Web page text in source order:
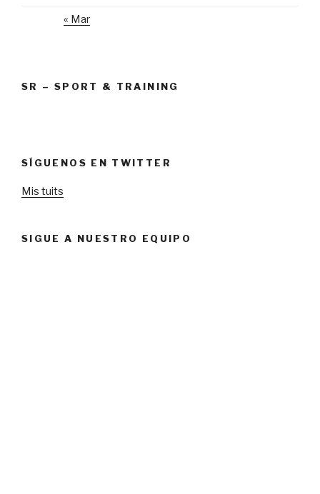
« Mar
SR – SPORT & TRAINING
SÍGUENOS EN TWITTER
Mis tuits
SIGUE A NUESTRO EQUIPO